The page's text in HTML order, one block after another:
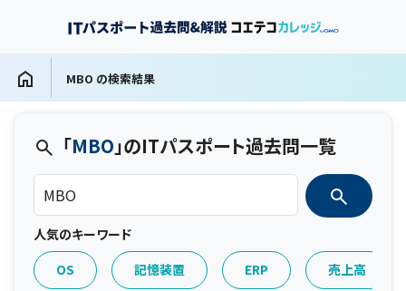
MBO の検索結果
「MBO」のITパスポート過去問一覧
人気のキーワード
OS
記憶装置 ERP 売上高